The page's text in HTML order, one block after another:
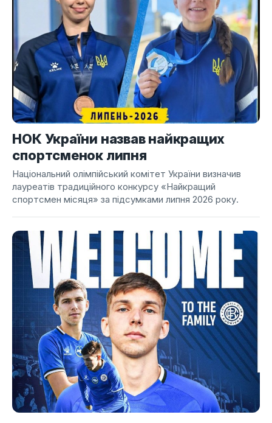
НОК України назвав найкращих
спортсменок липня
Національний олімпійський комітет України визначив
лауреатів традиційного конкурсу «Найкращий
спортсмен місяця» за підсумками липня 2026 року.